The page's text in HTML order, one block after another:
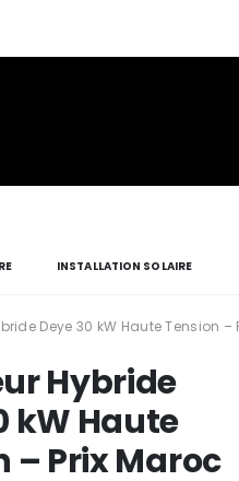
INSTALLATION SOLAIRE
Deye 30 kW Haute Tension –
Hybride
kW Haute
– Prix Maroc